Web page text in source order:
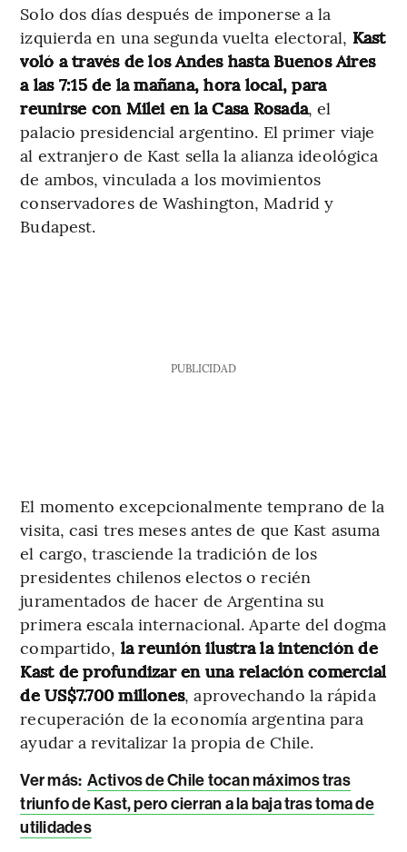
Solo dos días después de imponerse a la
izquierda en una segunda vuelta electoral, Kast
voló a través de los Andes hasta Buenos Aires
a las 7:15 de la mañana, hora local, para
reunirse con Milei en la Casa Rosada, el
palacio presidencial argentino. El primer viaje
al extranjero de Kast sella la alianza ideológica
de ambos, vinculada a los movimientos
conservadores de Washington, Madrid y
Budapest.
PUBLICIDAD
El momento excepcionalmente temprano de la
visita, casi tres meses antes de que Kast asuma
el cargo, trasciende la tradición de los
presidentes chilenos electos o recién
juramentados de hacer de Argentina su
primera escala internacional. Aparte del dogma
compartido, la reunión ilustra la intención de
Kast de profundizar en una relación comercial
de US$7.700 millones, aprovechando la rápida
recuperación de la economía argentina para
ayudar a revitalizar la propia de Chile.
Ver más: Activos de Chile tocan máximos tras
triunfo de Kast, pero cierran a la baja tras toma de
utilidades